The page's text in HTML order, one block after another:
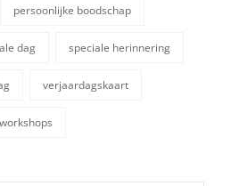
persoonlijke boodschap
dag speciale herinnering
verjaardagskaart
workshops